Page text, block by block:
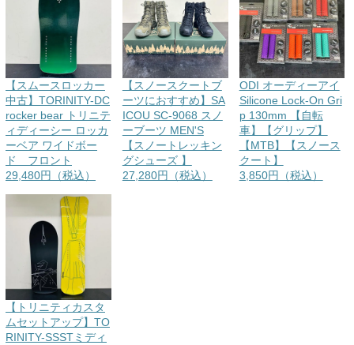
【スムースロッカー
中古】TORINITY-DC
rocker bear トリニテ
ィディーシー ロッカ
ーベア ワイドボー
ド フロント
29,480円（税込）
【スノースクートブ
ーツにおすすめ】SA
ICOU SC-9068 スノ
ーブーツ MEN'S
【スノートレッキン
グシューズ 】
27,280円（税込）
ODI オーディーアイ
Silicone Lock-On Gri
p 130mm 【自転
車】【グリップ】
【MTB】【スノース
クート】
3,850円（税込）
【トリニティカスタ
ムセットアップ】TO
RINITY-SSSTミディ